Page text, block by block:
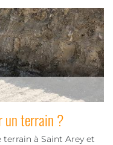
un terrain ?
à Saint Arey et